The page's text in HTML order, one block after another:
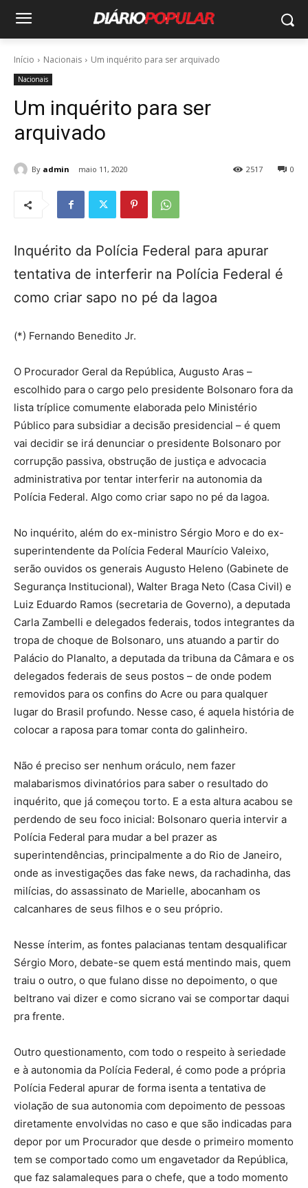
Início Nacionais Um inquérito para ser arquivado
Nacionais
Um inquérito para ser
arquivado
By admin maio 11, 2020 0
2517
Inquérito da Polícia Federal para apurar
tentativa de interferir na Polícia Federal é
como criar sapo no pé da lagoa
(*) Fernando Benedito Jr.
O Procurador Geral da República, Augusto Aras –
escolhido para o cargo pelo presidente Bolsonaro fora da
lista tríplice comumente elaborada pelo Ministério
Público para subsidiar a decisão presidencial – é quem
vai decidir se irá denunciar o presidente Bolsonaro por
corrupção passiva, obstrução de justiça e advocacia
administrativa por tentar interferir na autonomia da
Polícia Federal. Algo como criar sapo no pé da lagoa.
No inquérito, além do ex-ministro Sérgio Moro e do ex-
superintendente da Polícia Federal Maurício Valeixo,
serão ouvidos os generais Augusto Heleno (Gabinete de
Segurança Institucional), Walter Braga Neto (Casa Civil) e
Luiz Eduardo Ramos (secretaria de Governo), a deputada
Carla Zambelli e delegados federais, todos integrantes da
tropa de choque de Bolsonaro, uns atuando a partir do
Palácio do Planalto, a deputada da tribuna da Câmara e os
delegados federais de seus postos – de onde podem
removidos para os confins do Acre ou para qualquer
lugar do Brasil profundo. Nesse caso, é aquela história de
colocar a raposa para tomar conta do galinheiro.
Não é preciso ser nenhum oráculo, nem fazer
malabarismos divinatórios para saber o resultado do
inquérito, que já começou torto. E a esta altura acabou se
perdendo de seu foco inicial: Bolsonaro queria intervir a
Polícia Federal para mudar a bel prazer as
superintendências, principalmente a do Rio de Janeiro,
onde as investigações das fake news, da rachadinha, das
milícias, do assassinato de Marielle, abocanham os
calcanhares de seus filhos e o seu próprio.
Nesse ínterim, as fontes palacianas tentam desqualificar
Sérgio Moro, debate-se quem está mentindo mais, quem
traiu o outro, o que fulano disse no depoimento, o que
beltrano vai dizer e como sicrano vai se comportar daqui
pra frente.
Outro questionamento, com todo o respeito à seriedade
e à autonomia da Polícia Federal, é como pode a própria
Polícia Federal apurar de forma isenta a tentativa de
violação de sua autonomia com depoimento de pessoas
diretamente envolvidas no caso e que são indicadas para
depor por um Procurador que desde o primeiro momento
tem se comportado como um engavetador da República,
que faz salamaleques para o chefe, que a todo momento